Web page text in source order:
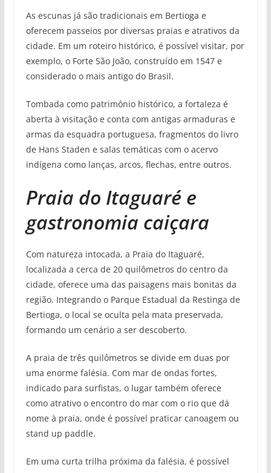
As escunas já são tradicionais em Bertioga e
oferecem passeios por diversas praias e atrativos da
cidade. Em um roteiro histórico, é possível visitar, por
exemplo, o Forte São João, construído em 1547 e
considerado o mais antigo do Brasil.
Tombada como patrimônio histórico, a fortaleza é
aberta à visitação e conta com antigas armaduras e
armas da esquadra portuguesa, fragmentos do livro
de Hans Staden e salas temáticas com o acervo
indígena como lanças, arcos, flechas, entre outros.
Praia do Itaguaré e
gastronomia caiçara
Com natureza intocada, a Praia do Itaguaré,
localizada a cerca de 20 quilômetros do centro da
cidade, oferece uma das paisagens mais bonitas da
região. Integrando o Parque Estadual da Restinga de
Bertioga, o local se oculta pela mata preservada,
formando um cenário a ser descoberto.
A praia de três quilômetros se divide em duas por
uma enorme falésia. Com mar de ondas fortes,
indicado para surfistas, o lugar também oferece
como atrativo o encontro do mar com o rio que dá
nome à praia, onde é possível praticar canoagem ou
stand up paddle.
Em uma curta trilha próxima da falésia, é possível